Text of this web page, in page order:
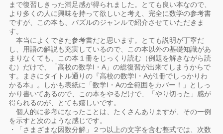
まで復習しきった満足感が得られました。とても良い本なので、
より多くの人に興味を持って欲しいと考え、完全に数学の参考書
ですが、この本も、パズルのジャンルで紹介させていただきま
す。
本当によくできた参考書だと思います。とても説明が丁寧だ
し、用語の解説も充実しているので、この本以外の基礎知識があ
まりなくても、この本１冊をじっくり読む（例題を解きながら読
む）だけで、「高校の数学I・A」の総復習が出来てしまうからで
す。まさにタイトル通りの『高校の数学I・Aが1冊でしっかりわ
かる本』。しかも表紙に「数学I・Aの全範囲をカバー！」としっ
かり書いてあるので、この本をやるだけで、「やり切った」感が
得られるのが、とても嬉しいです。
個人的に参考になったことは、たくさんありますが、その一例
を示すと次のような感じです。
・「さまざまな因数分解」２つ以上の文字を含む整式では、次数